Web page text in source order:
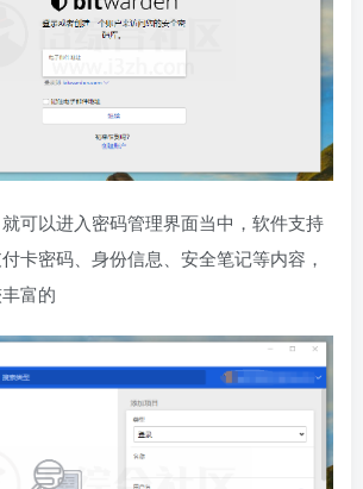
可以进入密码管理界面当中，软件支持
卡密码、身份信息、安全笔记等内容，
富的